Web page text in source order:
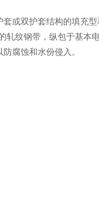
套或双护套结构的填充
轧纹钢带，纵包于基本
腐蚀和水份侵入。